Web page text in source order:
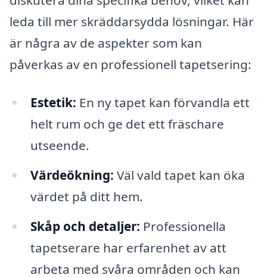
leda till mer skräddarsydda lösningar. Här
är några av de aspekter som kan
påverkas av en professionell tapetsering:
Estetik: En ny tapet kan förvandla ett
helt rum och ge det ett fräschare
utseende.
Värdeökning: Väl vald tapet kan öka
värdet på ditt hem.
Skåp och detaljer: Professionella
tapetserare har erfarenhet av att
arbeta med svåra områden och kan